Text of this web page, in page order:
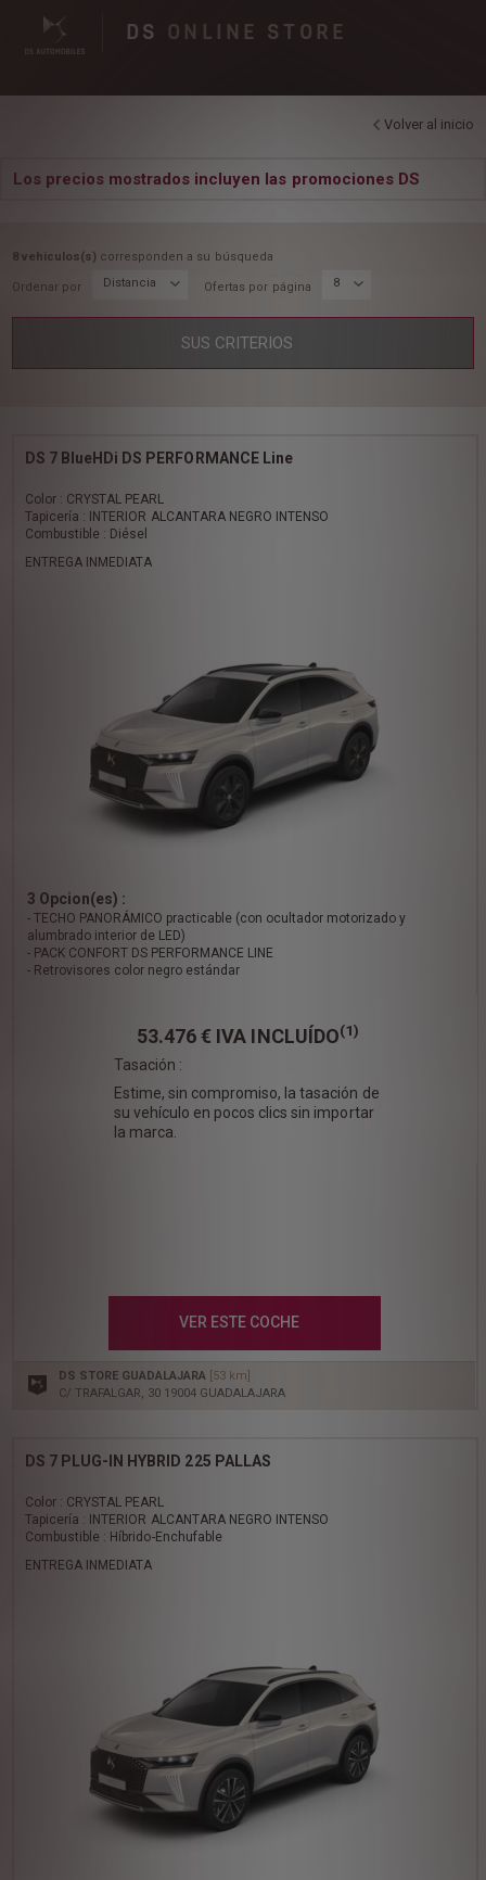
DS ONLINE STORE
Volver al inicio
Los precios mostrados incluyen las promociones DS
8 vehiculos(s) corresponden a su búsqueda
Ordenar por Distancia Ofertas por página 8
SUS CRITERIOS
DS 7 BlueHDi DS PERFORMANCE Line
Color : CRYSTAL PEARL
Tapicería : INTERIOR ALCANTARA NEGRO INTENSO
Combustible : Diésel
ENTREGA INMEDIATA
3 Opcion(es) :
- TECHO PANORÁMICO practicable (con ocultador motorizado y
alumbrado interior de LED)
- PACK CONFORT DS PERFORMANCE LINE
- Retrovisores color negro estándar
53.476 € IVA INCLUÍDO(1)
Tasación :
Estime, sin compromiso, la tasación de
su vehículo en pocos clics sin importar
la marca.
VER ESTE COCHE
DS STORE GUADALAJARA [53 km]
C/ TRAFALGAR, 30 19004 GUADALAJARA
DS 7 PLUG-IN HYBRID 225 PALLAS
Color : CRYSTAL PEARL
Tapicería : INTERIOR ALCANTARA NEGRO INTENSO
Combustible : Híbrido-Enchufable
ENTREGA INMEDIATA